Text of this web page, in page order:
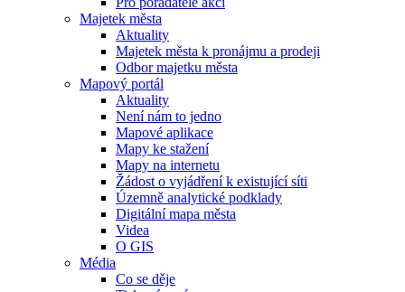
Majetek města
Aktuality
Majetek města k pronájmu a prodeji
Odbor majetku města
Mapový portál
Aktuality
Není nám to jedno
Mapové aplikace
Mapy ke stažení
Mapy na internetu
Žádost o vyjádření k existující síti
Územně analytické podklady
Digitální mapa města
Videa
O GIS
Média
Co se děje